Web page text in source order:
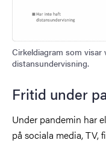
Cirkeldiagram som visar
distansundervisning.
Fritid under
Under pandemin har
på sociala media, TV,